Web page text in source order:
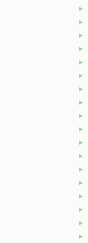
►
►
►
►
►
►
►
►
►
►
►
►
►
►
►
►
►
►